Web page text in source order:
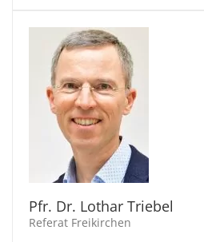
Pfr. Dr. Lothar Triebel
Referat Freikirchen